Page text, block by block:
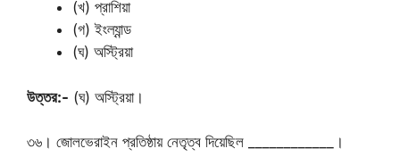
(খ) প্রাশিয়া
(গ) ইংল্যান্ড
(ঘ) অস্ট্রিয়া
উত্তর:- (ঘ) অস্ট্রিয়া।
৩৬। জোলভেরাইন প্রতিষ্ঠায় নেতৃত্ব দিয়েছিল ____________।